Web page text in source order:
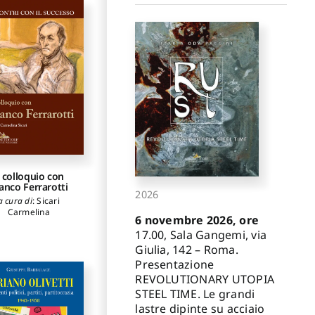
,Ceretti Adolfo,
Gherardo
Chiara,Maci
,Vezzadini
,Garbarino
,Giulini
,Bracalenti
,Burgalassi
,Corleto
,Mazzuca
,Chirone Maria
,Perra Caterina
,Casiello Maria
Daniela,
Alessandra
Gianni,Venti
,Marchetti
Michele
colloquio con
Ferrarotti
cura di:Sicari
Carmelina
2026
6 novembre 2026, ore
17.00, Sala Gangemi, via
Giulia, 142 – Roma.
Presentazione
REVOLUTIONARY UTOPIA
STEEL TIME. Le grandi
lastre dipinte su acciaio